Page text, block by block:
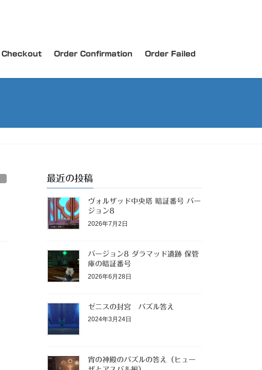
Checkout Order Confirmation Order Failed
最近の投稿
ヴォルザッド中央塔 暗証番号 バー
ジョン8
2026年7月2日
バージョン8 ダラマッド遺跡 保管
庫の暗証番号
2026年6月28日
ゼニスの封宮 パズル答え
2024年3月24日
宵の神殿のパズルの答え（ヒュー